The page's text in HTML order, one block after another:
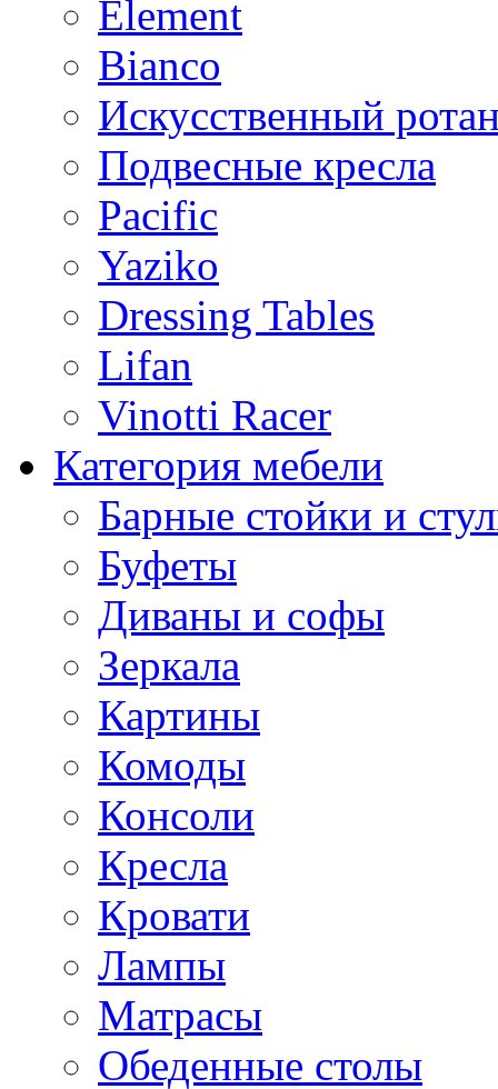
Element
Bianco
Искусственный
Подвесные кресла
Pacific
Yaziko
Dressing Tables
Lifan
Vinotti Racer
Категория мебели
Барные стойки и
Буфеты
Диваны и софы
Зеркала
Картины
Комоды
Консоли
Кресла
Кровати
Лампы
Матрасы
Обеденные столы